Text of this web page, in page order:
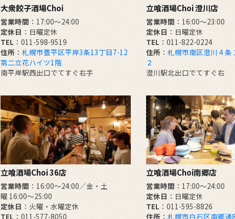
大衆餃子酒場Choi
営業時間 ：17:00～24:00
定休日 ：日曜定休
TEL ：011-598-9519
住所 ： 札幌市豊平区平岸3条13丁目7-12
第二立花ハイツ1階
南平岸駅西出口でてすぐ右手
立喰酒場Choi 澄川店
営業時間 ：16:00～23:00
定休日 ：日曜定休
TEL ：011-822-0224
住所 ： 札幌市南区澄川４条
２
澄川駅北出口でてすぐ右
立喰酒場Choi 36店
営業時間 ：16:00～24:00／金・土
曜 16:00～25:00
定休日 ：火曜・水曜定休
TEL ：011-577-8050
立喰酒場Choi南郷店
営業時間 ：17:00～24:00
定休日 ：日曜定休
TEL ：011-595-8826
住所 ： 札幌市白石区南郷通